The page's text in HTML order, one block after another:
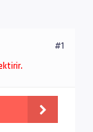
#1